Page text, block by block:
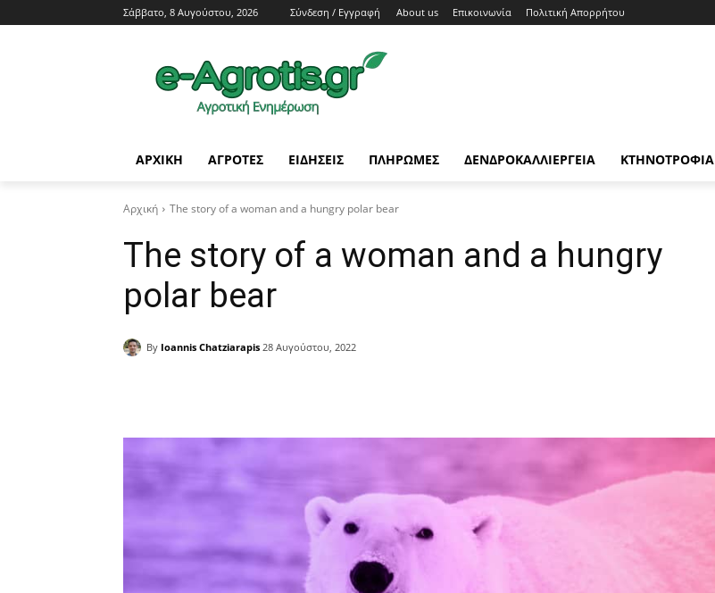
Σάββατο, 8 Αυγούστου, 2026 Σύνδεση / Εγγραφή About us Επικοινωνία Πολιτική Απορρήτου
ΑΡΧΙΚΗ AΓΡΟΤΕΣ ΕΙΔΗΣΕΙΣ ΠΛΗΡΩΜΕΣ ΔΕΝΔΡΟΚΑΛΛΙΕΡΓΕΙΑ ΚΤΗΝΟΤΡΟΦΙΑ
Αρχική The story of a woman and a hungry polar bear
The story of a woman and a hungry
polar bear
By Ioannis Chatziarapis 28 Αυγούστου, 2022